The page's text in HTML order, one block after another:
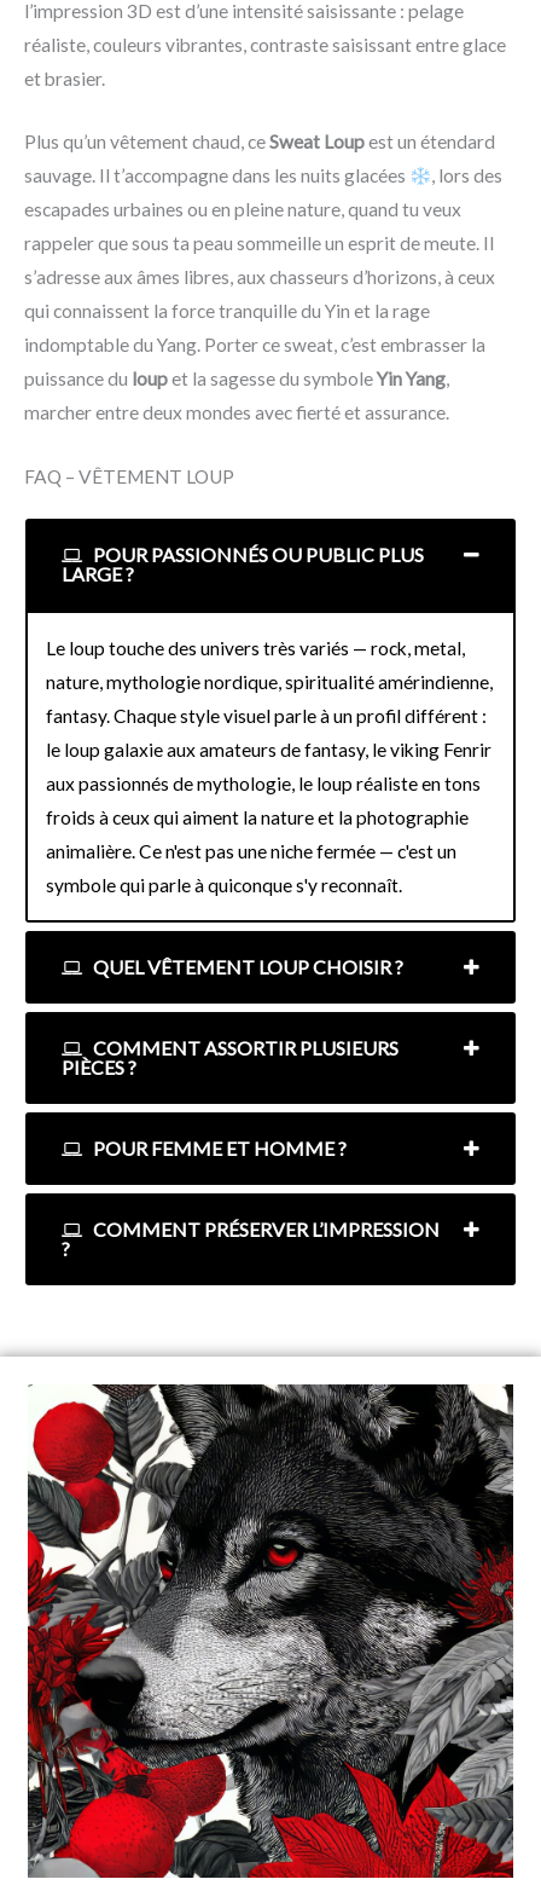
l’impression 3D est d’une intensité saisissante : pelage
réaliste, couleurs vibrantes, contraste saisissant entre glace
et brasier.
Plus qu’un vêtement chaud, ceSweat Loupest un étendard
sauvage. Il t’accompagne dans les nuits glacées
, lors des
escapades urbaines ou en pleine nature, quand tu veux
rappeler que sous ta peau sommeille un esprit de meute. Il
s’adresse aux âmes libres, aux chasseurs d’horizons, à ceux
qui connaissent la force tranquille du Yin et la rage
indomptable du Yang. Porter ce sweat, c’est embrasser la
puissance du loupet la sagesse du symboleYin Yang,
marcher entre deux mondes avec fierté et assurance.
FAQ – VÊTEMENT LOUP
POUR PASSIONNÉS OU PUBLIC PLUS
LARGE ?
Le loup touche des univers très variés — rock, metal,
nature, mythologie nordique, spiritualité amérindienne,
fantasy. Chaque style visuel parle à un profil différent :
le loup galaxie aux amateurs de fantasy, le viking Fenrir
aux passionnés de mythologie, le loup réaliste en tons
froids à ceux qui aiment la nature et la photographie
animalière. Ce n'est pas une niche fermée — c'est un
symbole qui parle à quiconque s'y reconnaît.
QUEL VÊTEMENT LOUP CHOISIR ?
COMMENT ASSORTIR PLUSIEURS
PIÈCES ?
POUR FEMME ET HOMME ?
COMMENT PRÉSERVER L’IMPRESSION
?